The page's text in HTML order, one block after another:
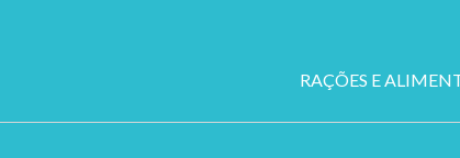
RAÇÕES E